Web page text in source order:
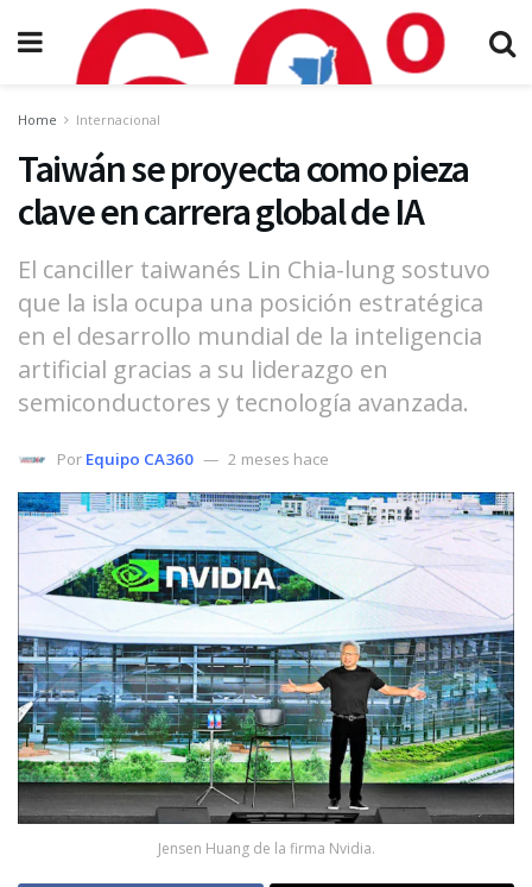
Home Internacional
Taiwán se proyecta como pieza
clave en carrera global de IA
El canciller taiwanés Lin Chia-lung sostuvo
que la isla ocupa una posición estratégica
en el desarrollo mundial de la inteligencia
artificial gracias a su liderazgo en
semiconductores y tecnología avanzada.
Por Equipo CA360 2 meses hace
Jensen Huang de la firma Nvidia.